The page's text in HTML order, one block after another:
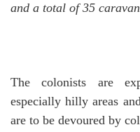
and a total of 35
The colonists are
especially hilly areas
are to be devoured by